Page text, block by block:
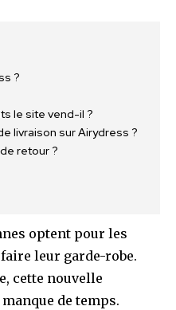
?
le site vend-il ?
livraison sur Airydress ?
retour ?
optent pour les
leur garde-robe.
cette nouvelle
de temps.